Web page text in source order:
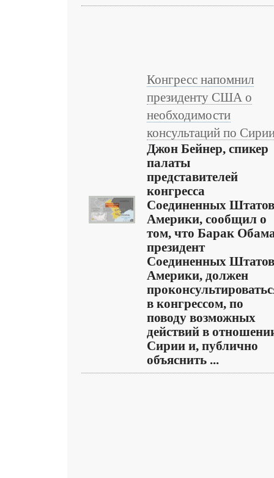
Конгресс напомнил
президенту США о
необходимости
консультаций по
Джон Бейнер, спикер
палаты
представителей
конгресса
Соединенных Штатов
Америки, сообщил о
том, что Барак
президент
Соединенных Штатов
Америки, должен
в конгрессом, по
поводу возможных
действий в
Сирии и, публично
объяснить ...